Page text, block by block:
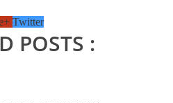
Twitter
POSTS :